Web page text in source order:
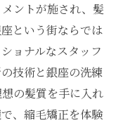
ントが施され、髪
という街ならでは
ョナルなスタッフ
技術と銀座の洗練
の髪質を手に入れ
、縮毛矯正を体験